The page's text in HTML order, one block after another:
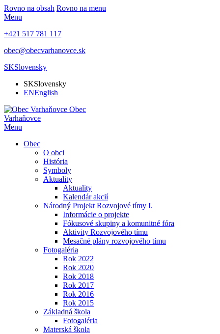
Rovno na obsah Rovno na menu
Menu
+421 517 781 117
obec@obecvarhanovce.sk
SKSlovensky
SKSlovensky
ENEnglish
Obec
Varhaňovce
Menu
Obec
O obci
História
Symboly
Aktuality
Aktuality
Kalendár akcií
Národný Projekt Rozvojové tímy I.
Informácie o projekte
Fókusové skupiny a komunitné fóra
Aktivity Rozvojového tímu
Mesačné plány rozvojového tímu
Fotogaléria
Rok 2022
Rok 2020
Rok 2018
Rok 2017
Rok 2016
Rok 2015
Základná škola
Fotogaléria
Materská škola